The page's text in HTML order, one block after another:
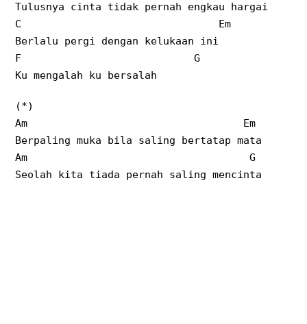
Tulusnya cinta tidak pernah engkau hargai
C Em
Berlalu pergi dengan kelukaan ini
F G
Ku mengalah ku bersalah
(*)
Am Em
Berpaling muka bila saling bertatap mata
Am G
Seolah kita tiada pernah saling mencinta